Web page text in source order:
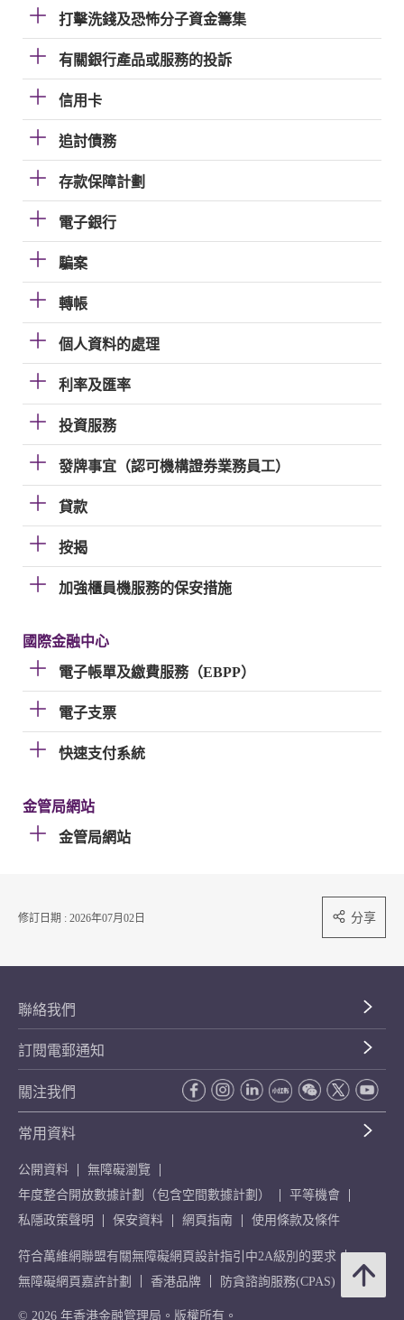
打擊洗錢及恐怖分子資金籌集
有關銀行產品或服務的投訴
信用卡
追討債務
存款保障計劃
電子銀行
騙案
轉帳
個人資料的處理
利率及匯率
投資服務
發牌事宜（認可機構證券業務員工）
貸款
按揭
加強櫃員機服務的保安措施
國際金融中心
電子帳單及繳費服務（EBPP）
電子支票
快速支付系統
金管局網站
金管局網站
修訂日期 : 2026年07月02日 分享
聯絡我們
訂閱電郵通知
關注我們
常用資料
公開資料
無障礙瀏覽
年度整合開放數據計劃（包含空間數據計劃）
平等機會
私隱政策聲明
保安資料 網頁指南 使用條款及條件
符合萬維網聯盟有關無障礙網頁設計指引中2A級別的要求
無障礙網頁嘉許計劃
香港品牌 防貪諮詢服務(CPAS)
© 2026 年香港金融管理局。版權所有。